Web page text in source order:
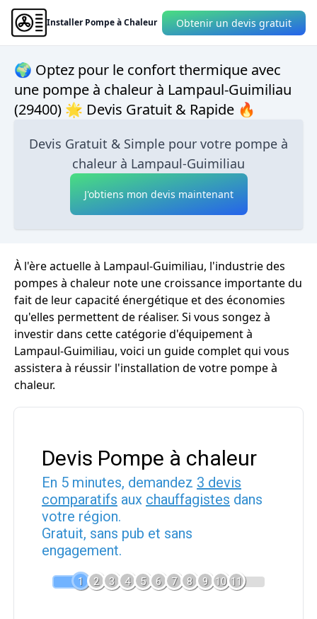
Installer Pompe à Chaleur Obtenir un devis gratuit
🌍 Optez pour le confort thermique avec
une pompe à chaleur à Lampaul-Guimiliau
(29400) 🌟 Devis Gratuit & Rapide 🔥
Devis Gratuit & Simple pour votre pompe à
chaleur à Lampaul-Guimiliau
J'obtiens mon devis maintenant
À l'ère actuelle à Lampaul-Guimiliau, l'industrie des
pompes à chaleur note une croissance importante du
fait de leur capacité énergétique et des économies
qu'elles permettent de réaliser. Si vous songez à
investir dans cette catégorie d'équipement à
Lampaul-Guimiliau, voici un guide complet qui vous
assistera à réussir l'installation de votre pompe à
chaleur.
Devis Pompe à chaleur
En 5 minutes, demandez 3 devis
comparatifs aux chauffagistes dans
votre région.
Gratuit, sans pub et sans
engagement.
1 2 3 4 5 6 7 8 9 10 11